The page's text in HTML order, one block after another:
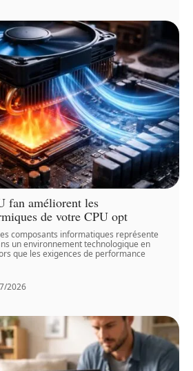
fan améliorent les
de votre CPU opt
composants informatiques représente
un environnement technologique en
que les exigences de performance
2026